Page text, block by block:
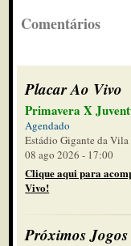
Comentários
Placar Ao Vivo
Primavera X
Agendado
Estádio Gigante da
08 ago 2026 - 17:00
Clique aqui para
Vivo!
Próximos Jogos